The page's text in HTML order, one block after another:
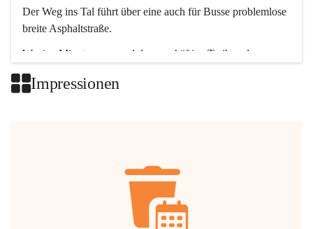
Der Weg ins Tal führt über eine auch für Busse problemlose
breite Asphaltstraße.
Wenige Minuten nur, und das geschäftige Treiben der
Impressionen